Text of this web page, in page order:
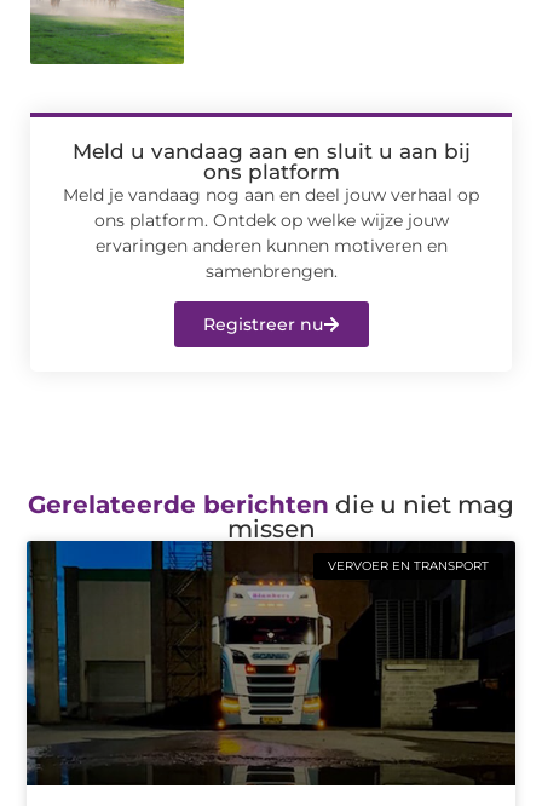
Meld u vandaag aan en sluit u aan bij
ons platform
Meld je vandaag nog aan en deel jouw verhaal op
ons platform. Ontdek op welke wijze jouw
ervaringen anderen kunnen motiveren en
samenbrengen.
Registreer nu
Gerelateerde berichten die u niet mag
missen
VERVOER EN TRANSPORT